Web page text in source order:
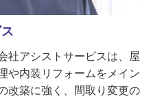
社アシストサービスは、屋
や内装リフォームをメイン
改築に強く、間取り変更の